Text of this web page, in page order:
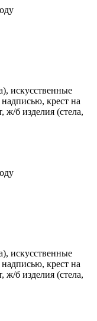
искусственные
крест на
ж/б изделия (стела,
искусственные
крест на
ж/б изделия (стела,